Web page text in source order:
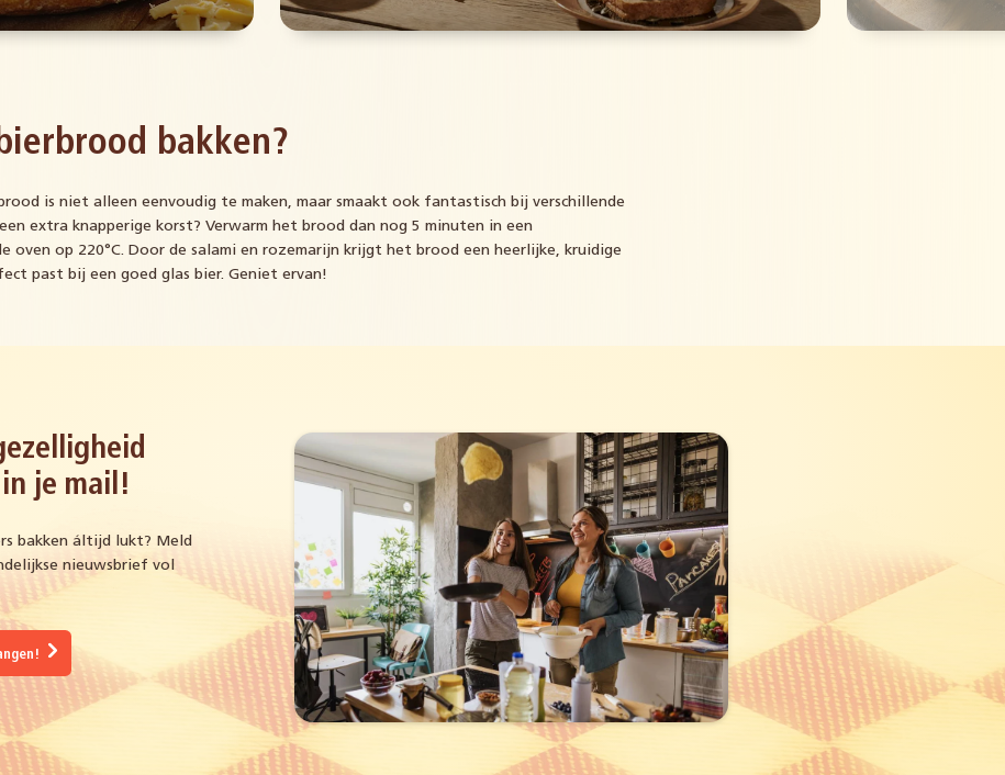
bakken?
is niet alleen eenvoudig te maken, maar smaakt ook fantastisch bij verschillende
extra knapperige korst? Verwarm het brood dan nog 5 minuten in een
oven op 220°C. Door de salami en rozemarijn krijgt het brood een heerlijke, kruidige
past bij een goed glas bier. Geniet ervan!
je mail!
bakken áltijd lukt? Meld
nieuwsbrief vol